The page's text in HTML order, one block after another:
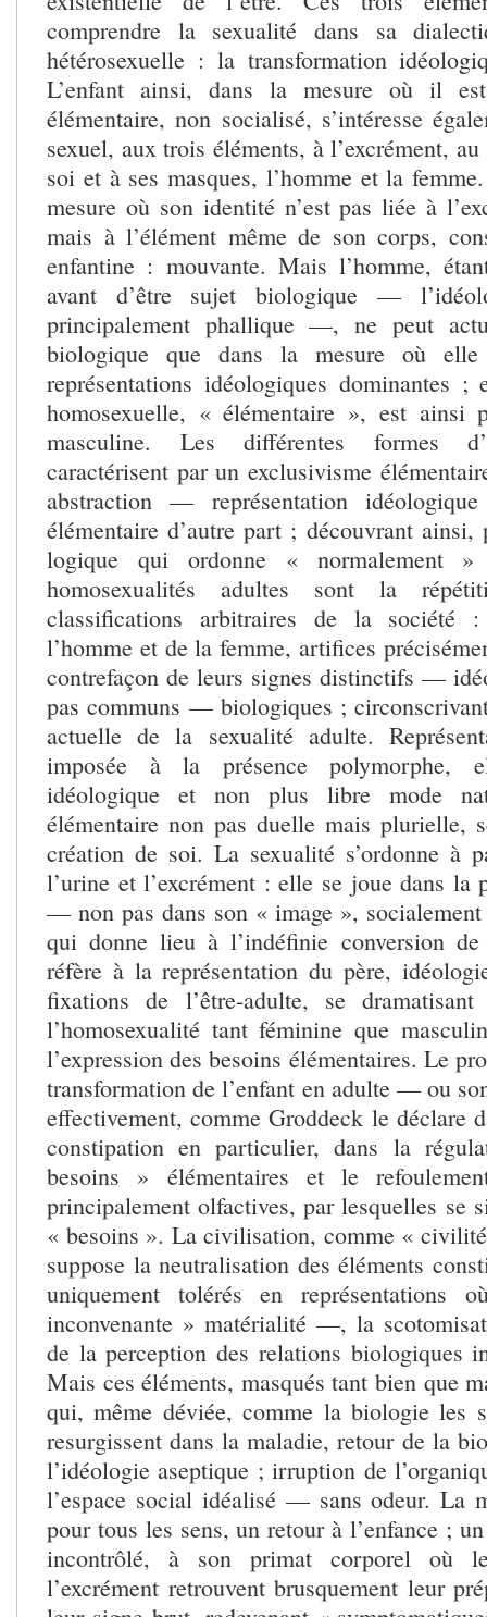
comprendre la sexualité dans sa
hétérosexuelle : la transformation
L’enfant ainsi, dans la mesure où il
élémentaire, non socialisé, s’intéresse
sexuel, aux trois éléments, à l’excrément,
soi et à ses masques, l’homme et la
mesure où son identité n’est pas liée à
mais à l’élément même de son corps,
enfantine : mouvante. Mais l’homme,
avant d’être sujet biologique —
principalement phallique —, ne peut
biologique que dans la mesure où
représentations idéologiques dominantes ;
homosexuelle, « élémentaire », est ainsi
masculine. Les différentes formes
caractérisent par un exclusivisme
abstraction — représentation
élémentaire d’autre part ; découvrant ainsi,
logique qui ordonne « normalement
homosexualités adultes sont la
classifications arbitraires de la société
l’homme et de la femme, artifices
contrefaçon de leurs signes distinctifs —
pas communs — biologiques ;
actuelle de la sexualité adulte.
imposée à la présence polymorphe,
idéologique et non plus libre mode
élémentaire non pas duelle mais plurielle,
création de soi. La sexualité s’ordonne à
l’urine et l’excrément : elle se joue dans la
— non pas dans son « image »,
qui donne lieu à l’indéfinie conversion de
réfère à la représentation du père,
fixations de l’être-adulte, se
l’homosexualité tant féminine que
l’expression des besoins élémentaires. Le
transformation de l’enfant en adulte — ou
effectivement, comme Groddeck le déclare
constipation en particulier, dans la
besoins » élémentaires et le
principalement olfactives, par lesquelles se
« besoins ». La civilisation, comme «
suppose la neutralisation des éléments
uniquement tolérés en représentations
inconvenante » matérialité —, la
de la perception des relations biologiques
Mais ces éléments, masqués tant bien que
qui, même déviée, comme la biologie les
resurgissent dans la maladie, retour de la
l’idéologie aseptique ; irruption de
l’espace social idéalisé — sans odeur. La
pour tous les sens, un retour à l’enfance ;
incontrôlé, à son primat corporel où
l’excrément retrouvent brusquement leur